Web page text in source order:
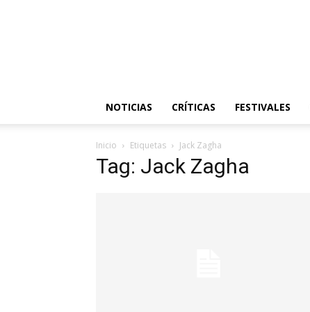
NOTICIAS CRÍTICAS FESTIVALES
Inicio Etiquetas Jack Zagha
Tag: Jack Zagha